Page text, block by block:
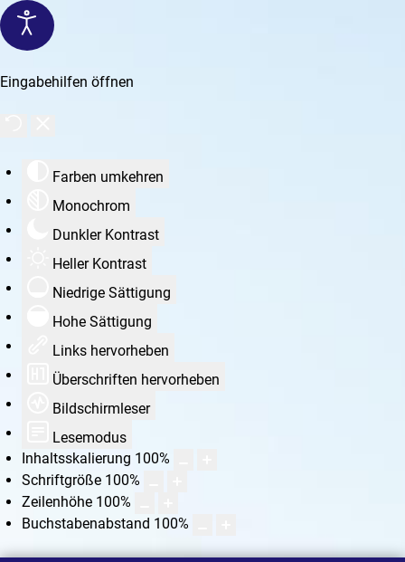
Eingabehilfen öffnen
Farben umkehren
Monochrom
Dunkler Kontrast
Heller Kontrast
Niedrige Sättigung
Hohe Sättigung
Links hervorheben
Überschriften hervorheben
Bildschirmleser
Lesemodus
Inhaltsskalierung 100%
Schriftgröße 100%
Zeilenhöhe 100%
Buchstabenabstand 100%